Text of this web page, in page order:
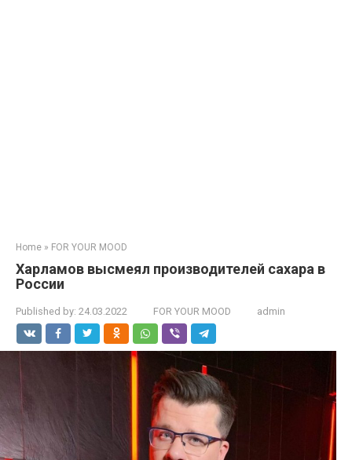
Home » FOR YOUR MOOD
Харламов высмеял производителей сахара в
России
Published by: 24.03.2022 FOR YOUR MOOD admin